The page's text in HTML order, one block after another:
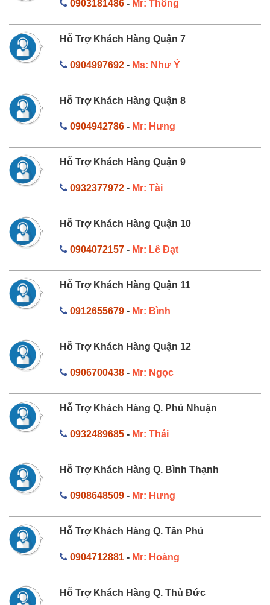
0903181486- Mr: Thông
Hỗ Trợ Khách Hàng Quận 7
0904997692- Ms: Như Ý
Hỗ Trợ Khách Hàng Quận 8
0904942786- Mr: Hưng
Hỗ Trợ Khách Hàng Quận 9
0932377972- Mr: Tài
Hỗ Trợ Khách Hàng Quận 10
0904072157- Mr: Lê Đạt
Hỗ Trợ Khách Hàng Quận 11
0912655679- Mr: Bình
Hỗ Trợ Khách Hàng Quận 12
0906700438- Mr: Ngọc
Hỗ Trợ Khách Hàng Q. Phú Nhuận
0932489685- Mr: Thái
Hỗ Trợ Khách Hàng Q. Bình Thạnh
0908648509- Mr: Hưng
Hỗ Trợ Khách Hàng Q. Tân Phú
0904712881- Mr: Hoàng
Hỗ Trợ Khách Hàng Q. Thủ Đức